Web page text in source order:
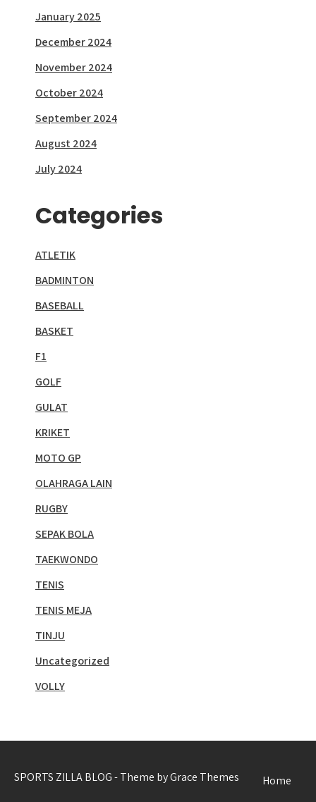
January 2025
December 2024
November 2024
October 2024
September 2024
August 2024
July 2024
Categories
ATLETIK
BADMINTON
BASEBALL
BASKET
F1
GOLF
GULAT
KRIKET
MOTO GP
OLAHRAGA LAIN
RUGBY
SEPAK BOLA
TAEKWONDO
TENIS
TENIS MEJA
TINJU
Uncategorized
VOLLY
SPORTS ZILLA BLOG - Theme by Grace Themes Home